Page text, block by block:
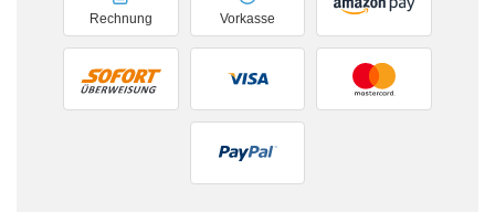
Vorkasse
Rechnung